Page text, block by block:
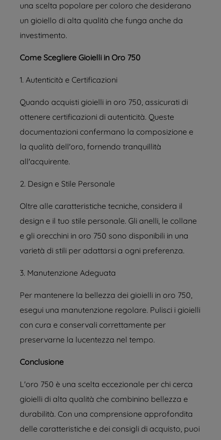
una scelta popolare per coloro che desiderano
un gioiello di alta qualità che funga anche da
investimento.
Come Scegliere Gioielli in Oro 750
1. Autenticità e Certificazioni
Quando acquisti gioielli in oro 750, assicurati di
ottenere certificazioni di autenticità. Queste
documentazioni confermano la composizione e
la qualità dell'oro, fornendo tranquillità
all'acquirente.
2. Design e Stile Personale
Oltre alle caratteristiche tecniche, considera il
design e il tuo stile personale. Gli anelli, le collane
e gli orecchini in oro 750 sono disponibili in una
varietà di stili per adattarsi a ogni preferenza.
3. Manutenzione Adeguata
Per mantenere la bellezza dei gioielli in oro 750,
esegui una manutenzione regolare. Pulisci i gioielli
con cura e conservali correttamente per
preservarne la lucentezza nel tempo.
Conclusione
L'oro 750 è una scelta eccezionale per chi cerca
gioielli di alta qualità che combinino bellezza e
durabilità. Con una comprensione approfondita
delle caratteristiche e dei consigli di acquisto, puoi